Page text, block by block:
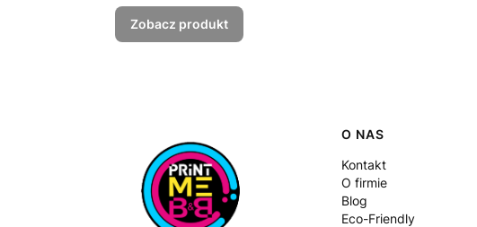
Zobacz produkt
Linki w stopce
O NAS
Kontakt
O firmie
Blog
Eco-Friendly